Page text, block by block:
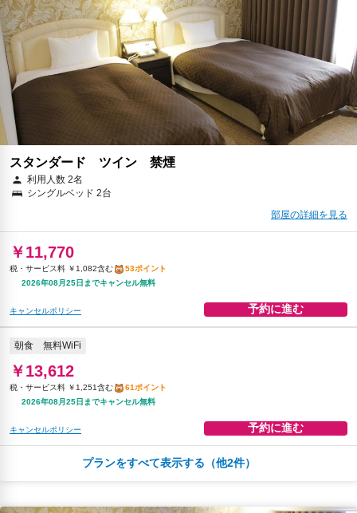
スタンダード ツイン 禁煙
利用人数 2名
シングルベッド 2台
部屋の詳細を見る
￥11,770
税・サービス料 ￥1,082含む
53ポイント
2026年08月25日までキャンセル無料
キャンセルポリシー 予約に進む
朝食 無料WiFi
￥13,612
税・サービス料 ￥1,251含む
61ポイント
2026年08月25日までキャンセル無料
キャンセルポリシー 予約に進む
無料WiFi
税・サービス料 ￥2,476含む 58ポイント
プランをすべて表示する（他2件）